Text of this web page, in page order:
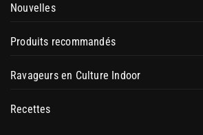
Nouvelles
Produits recommandés
Ravageurs en Culture Indoor
Recettes